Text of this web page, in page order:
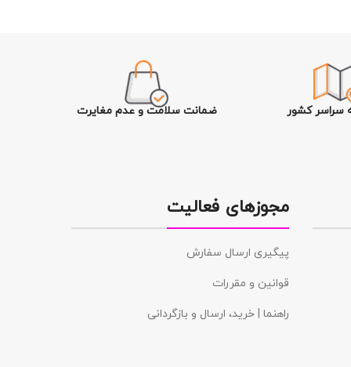
سراسر کشور ضمانت سلامت و عدم مغایرت
مجوزهای فعالیت
پیگیری ارسال سفارش
قوانین و مقررات
راهنما | خرید، ارسال و بازگردانی